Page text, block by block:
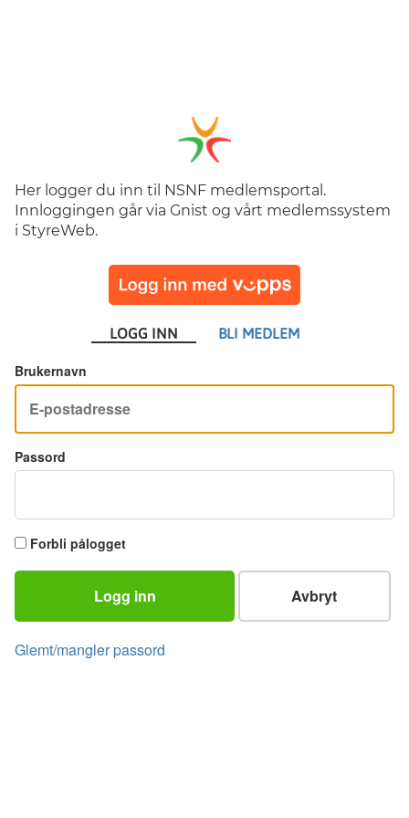
Her logger du inn til NSNF medlemsportal.
Innloggingen går via Gnist og vårt medlemssystem
i StyreWeb.
LOGG INN BLI MEDLEM
Brukernavn
Passord
Forbli pålogget
Logg inn Avbryt
Glemt/mangler passord